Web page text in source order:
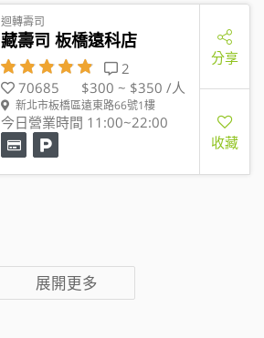
迴轉壽司
藏壽司 板橋遠科店
2
70685
$300 ~ $350 /人
新北市板橋區遠東路66號1樓
今日營業時間 11:00~22:00
分享
收藏
展開更多